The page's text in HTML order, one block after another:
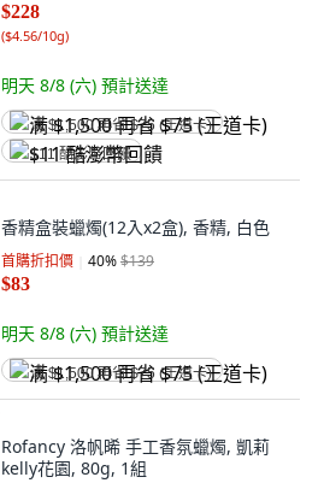
$228
($4.56/10g)
明天 8/8 (六) 預計送達
满 $1,500 再省 $75 (王道卡)
$11 酷澎幣回饋
香精盒裝蠟燭(12入x2盒), 香精, 白色
首購折扣價 40%$139
$83
明天 8/8 (六) 預計送達
满 $1,500 再省 $75 (王道卡)
Rofancy 洛帆晞 手工香氛蠟燭, 凱莉
kelly花園, 80g, 1組